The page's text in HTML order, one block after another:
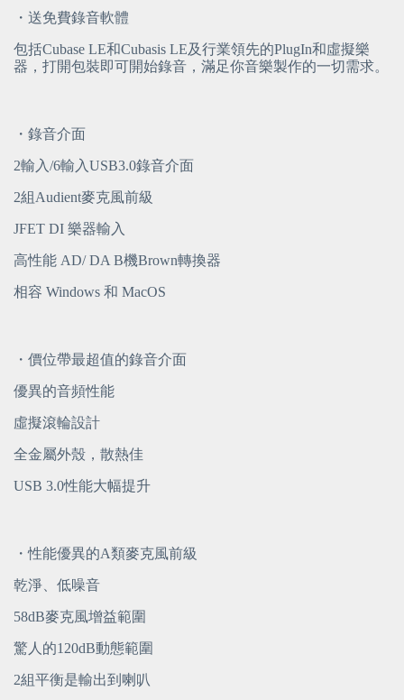
・送免費錄音軟體
包括Cubase LE和Cubasis LE及行業領先的PlugIn和虛擬樂
器，打開包裝即可開始錄音，滿足你音樂製作的一切需求。
・錄音介面
2輸入/6輸入USB3.0錄音介面
2組Audient麥克風前級
JFET DI 樂器輸入
高性能 AD/ DA B機Brown轉換器
相容 Windows 和 MacOS
・價位帶最超值的錄音介面
優異的音頻性能
虛擬滾輪設計
全金屬外殼，散熱佳
USB 3.0性能大幅提升
・性能優異的A類麥克風前級
乾淨、低噪音
58dB麥克風增益範圍
驚人的120dB動態範圍
2組平衡是輸出到喇叭